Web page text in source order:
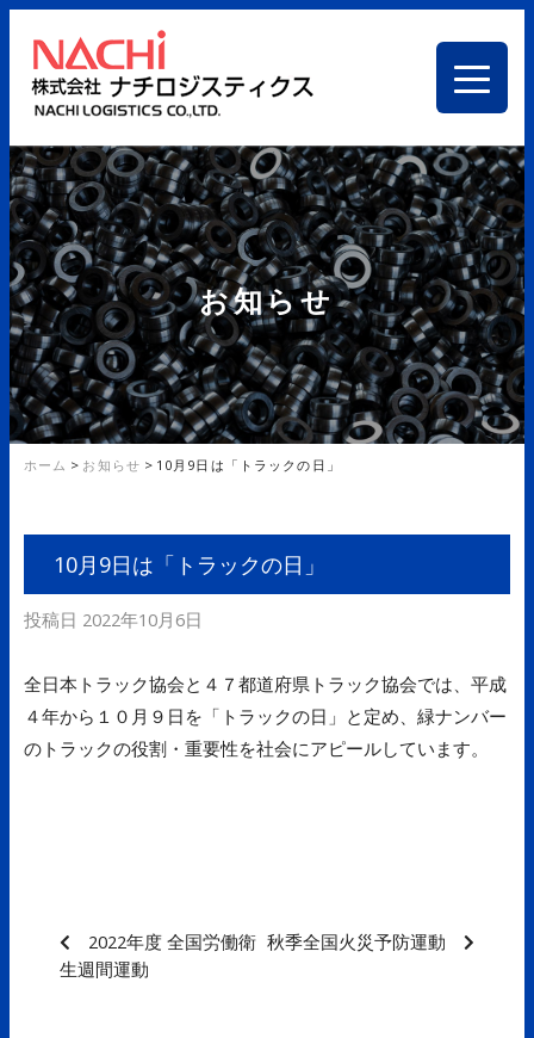
お知らせ
ホーム > お知らせ > 10月9日は「トラックの日」
10月9日は「トラックの日」
投稿日 2022年10月6日
全日本トラック協会と４７都道府県トラック協会では、平成
４年から１０月９日を「トラックの日」と定め、緑ナンバー
のトラックの役割・重要性を社会にアピールしています。
2022年度 全国労働衛
生週間運動
秋季全国火災予防運動